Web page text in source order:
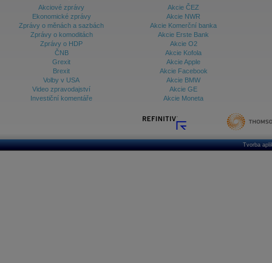
Databanka - Ekonomický růst
Databanka - Indexy
Databanka - Měnové kurzy
Databanka - Trh práce
Databanka - Úrokové sazby
Databanka - Veřejné rozpočty
Databanka akcie - Svět
Akciové zprávy
Ekonomické zprávy
Zprávy o měnách a sazbách
Zprávy o komoditách
Zprávy o HDP
ČNB
Grexit
Brexit
Volby v USA
Video zpravodajství
Investiční komentáře
Akcie ČEZ
Akcie NWR
Akcie Komerční banka
Akcie Erste Bank
Akcie O2
Akcie Kofola
Akcie Apple
Akcie Facebook
Akcie BMW
Akcie GE
Akcie Moneta
Tvorba